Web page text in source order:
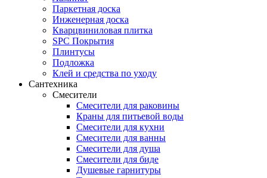
Паркетная доска
Инженерная доска
Кварцвиниловая плитка
SPC Покрытия
Плинтусы
Подложка
Клей и средства по уходу
Сантехника
Смесители
Смесители для раковины
Краны для питьевой воды
Смесители для кухни
Смесители для ванны
Смесители для душа
Смесители для биде
Душевые гарнитуры